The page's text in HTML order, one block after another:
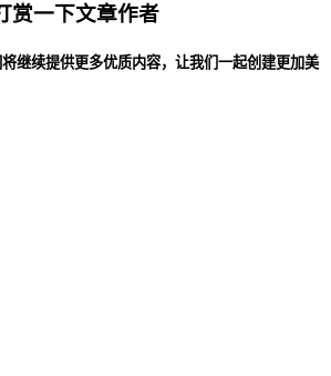
赏一下文章作者
继续提供更多优质内容，让我们一起创建更加美